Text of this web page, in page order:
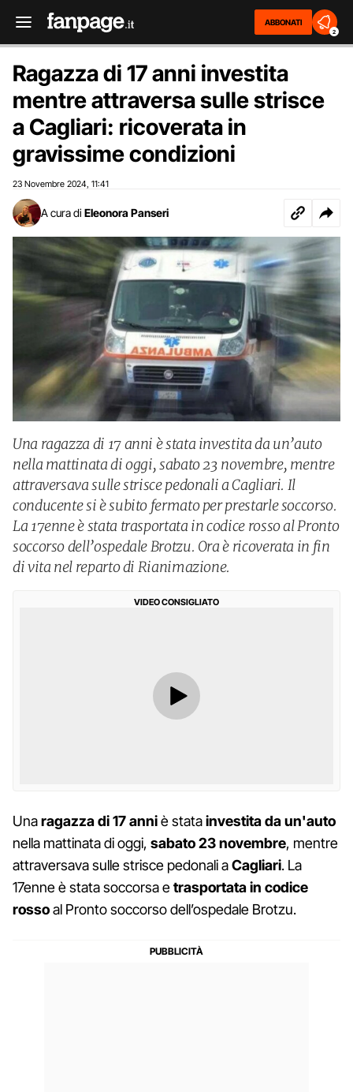
ABBONATI
2
Ragazza di 17 anni investita
mentre attraversa sulle strisce
a Cagliari: ricoverata in
gravissime condizioni
23 Novembre 2024 11:41
A cura di Eleonora Panseri
Una ragazza di 17 anni è stata investita da un’auto
nella mattinata di oggi, sabato 23 novembre, mentre
attraversava sulle strisce pedonali a Cagliari. Il
conducente si è subito fermato per prestarle soccorso.
La 17enne è stata trasportata in codice rosso al Pronto
soccorso dell’ospedale Brotzu. Ora è ricoverata in fin
di vita nel reparto di Rianimazione.
VIDEO CONSIGLIATO
Unaragazza di 17 anniè statainvestitada un'auto
nella mattinata di oggi, sabato 23 novembre, mentre
attraversava sulle strisce pedonali aCagliari. La
17enne è stata soccorsa etrasportatain codice
rossoal Pronto soccorso dell’ospedale Brotzu.